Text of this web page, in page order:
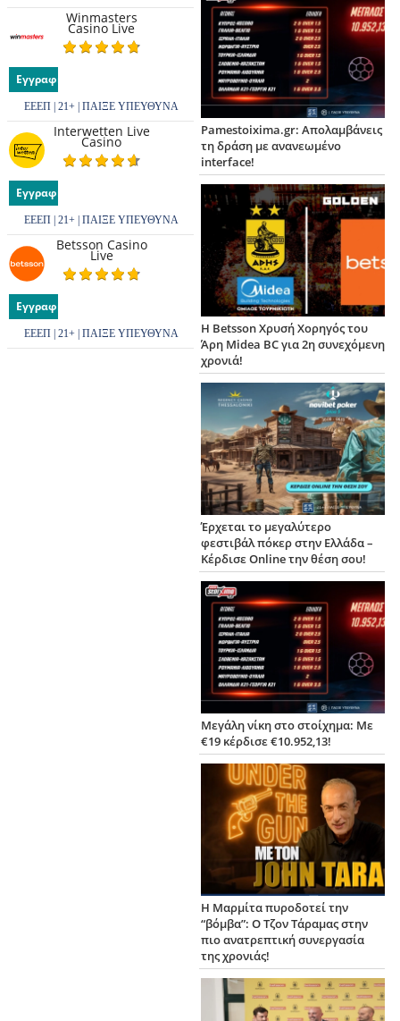
Winmasters
Casino Live
Εγγραφή
ΕΕΕΠ | 21+ | ΠΑΙΞΕ ΥΠΕΥΘΥΝΑ
Interwetten Live
Casino
Εγγραφή
ΕΕΕΠ | 21+ | ΠΑΙΞΕ ΥΠΕΥΘΥΝΑ
Betsson Casino
Live
Εγγραφή
ΕΕΕΠ | 21+ | ΠΑΙΞΕ ΥΠΕΥΘΥΝΑ
Pamestoixima.gr: Απολαμβάνεις
τη δράση με ανανεωμένο
interface!
Η Betsson Χρυσή Χορηγός του
Άρη Midea BC για 2η συνεχόμενη
χρονιά!
Έρχεται το μεγαλύτερο
φεστιβάλ πόκερ στην Ελλάδα –
Κέρδισε Online την θέση σου!
Μεγάλη νίκη στο στοίχημα: Με
€19 κέρδισε €10.952,13!
Η Μαρμίτα πυροδοτεί την
“βόμβα”: Ο Τζον Τάραμας στην
πιο ανατρεπτική συνεργασία
της χρονιάς!